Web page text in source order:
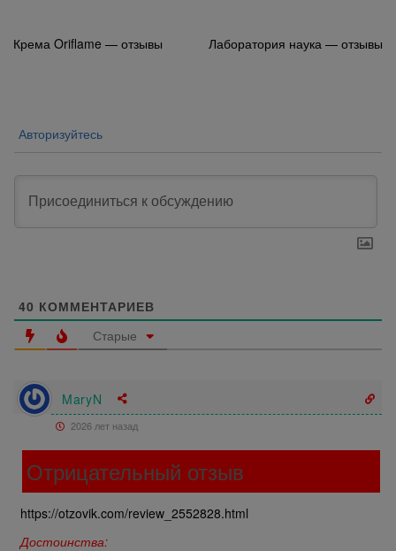
Навигация
Крема Oriflame — отзывы Лаборатория наука — отзывы
Авторизуйтесь
40 КОММЕНТАРИЕВ
Старые
MaryN
2026 лет назад
Отрицательный отзыв
https://otzovik.com/review_2552828.html
Достоинства: